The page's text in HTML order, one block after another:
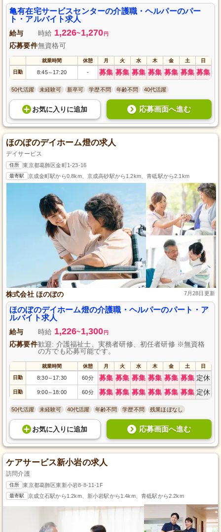
亀有在宅サービスセンターの介護職・ヘルパーのパー
ト・アルバイト求人
給与 時給 1,226~1,270 円
応募要件無資格可
就業時間 休憩 月 火 水 木 金 土 日
日勤 8:45～ 17:20 - 募集 募集 募集 募集 募集 募集 募集
50代活躍 未経験可 新卒可 学歴不問 年齢不問 40代活躍
お気に入り に追加 応募画面へ進む
ほのぼのデイホーム燈の求人
デイサービス
住所 東京都葛飾区金町1-23-16
最寄駅 京成金町駅から0.8km、京成高砂駅から1.2km、青砥駅から2.1km
株式会社 ほのぼの 7月28日更新
ほのぼのデイホーム燈の介護職・ヘルパーのパート・ア
ルバイト求人
給与 時給 1,226~1,300 円
応募要件歓迎: 介護福祉士、実務者研修、初任者研修 ※無資格
の方でも応募可能です。
就業時間 休憩 月 火 水 木 金 土 日
日勤 8:30～ 17:30 60分 募集 募集 募集 募集 募集 募集 定休
日勤 9:00～ 18:00 60分 募集 募集 募集 募集 募集 募集 定休
50代活躍 未経験可 40代活躍 年齢不問 学歴不問 残業ほぼなし
お気に入り に追加 応募画面へ進む
ケアサービス新小岩の求人
訪問介護
住所 東京都葛飾区東新小岩8-8-11-1F
最寄駅 京成立石駅から1.2km、新小岩駅から1.4km、青砥駅から2.2km